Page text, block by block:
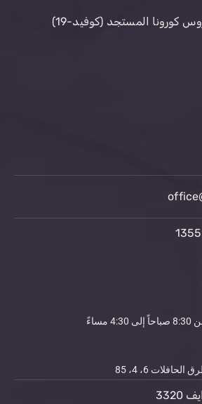
كورونا المستجد (كوفيد-19)
6، 4، 85